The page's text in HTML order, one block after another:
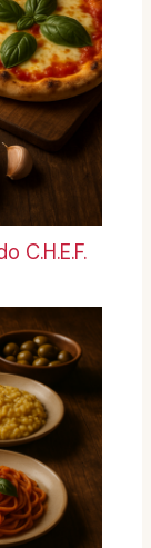
C.H.E.F.